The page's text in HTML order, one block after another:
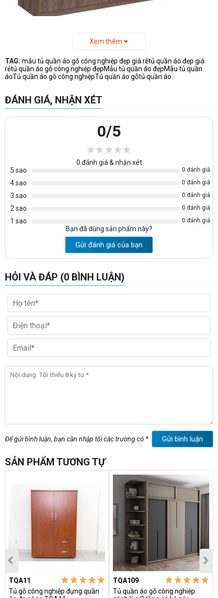
Tủ gỗ gia đình hiện đại đựng quần áo đựng quần áo được làm
khóa có tay cầm kim loại. Bên trong tủ có 2 khoang: 1 khoang
2 đợt gỗ 3 ngăn để quần áo, 1 khoang 1 đợt gỗ 2 ngăn trong
đó ngăn trên có 1 suốt treo quần áo.
-Tủ có bản lề và tay cầm bằng kim loại gia cố chắc chắn.
Bảo hành: 6 tháng kể từ ngày vận chuyển lắp đặt.
Mẫu gỗ công nghiệp với nhiều loại màu sắc khác nhau cho
bạn chọn lựa ở bảng mẫu màu dưới đây
-Kích thước tủ gỗ công nghiệp gia đình đựng quần áo:
+Rộng: 2.2m
+Sâu: 0.6m.
Xem thêm
TAG: mẫu tủ quần áo gỗ công nghiệp đẹp giá rẻtủ quần áo đẹp giá
rẻtủ quần áo gỗ công nghiệp đẹpMẫu tủ quần áo đẹpMẫu tủ quần
áoTủ quần áo gỗ công nghiệpTủ quần áo gỗtủ quần áo
ĐÁNH GIÁ, NHẬN XÉT
0/5
0 đánh giá & nhận xét
5 sao
0 đánh giá
4 sao 0 đánh giá
3 sao 0 đánh giá
2 sao 0 đánh giá
1 sao 0 đánh giá
Bạn đã dùng sản phẩm này?
Gửi đánh giá của bạn
HỎI VÀ ĐÁP (0 BÌNH LUẬN)
Để gửi bình luận, bạn cần nhập tối các trường có * Gửi bình luận
SẢN PHẨM TƯƠNG TỰ
TQA11
Tủ gỗ công nghiệp đựng quần
TQA109
Tủ quần áo gỗ công nghiệp